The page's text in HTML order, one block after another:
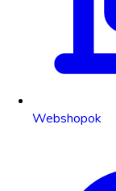
Webshopok